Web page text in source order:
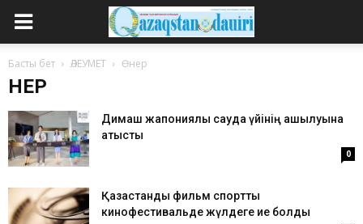
Басты бет ӘЛЕУМЕТ Өнер
ӨНЕР
Димаш жапониялық сауда үйінің ашылуына
қатысты
0
Қазақстандық фильм спорттық
кинофестивальде жүлдеге ие болды